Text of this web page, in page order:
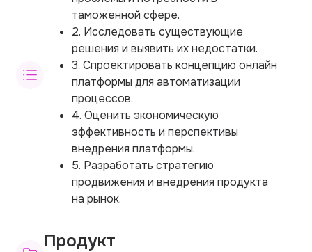
таможенной сфере.
2. Исследовать существующие
решения и выявить их недостатки.
3. Спроектировать концепцию онлайн
платформы для автоматизации
процессов.
4. Оценить экономическую
эффективность и перспективы
внедрения платформы.
5. Разработать стратегию
продвижения и внедрения продукта
на рынок.
Продукт